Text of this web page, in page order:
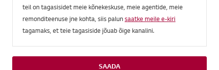
teil on tagasisidet meie kõnekeskuse, meie agentide, meie
remonditeenuse jne kohta, siis palunsaatke meile e-kiri
tagamaks, et teie tagasiside jõuab õige kanalini.
SAADA